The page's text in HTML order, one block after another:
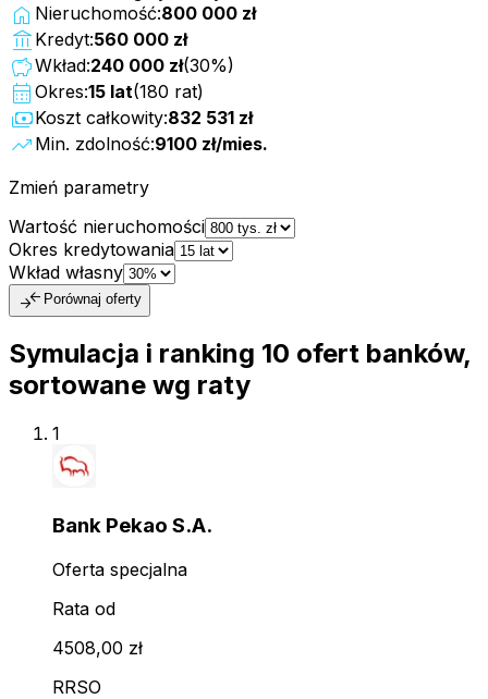
home Nieruchomość:800 000 zł
account_balance Kredyt:560 000 zł
savingsWkład:240 000 zł(30%)
calendar_month Okres:15 lat(180 rat)
paymentsKoszt całkowity:832 531 zł
trending_up Min. zdolność:9100 zł/mies.
Zmień parametry
Wartość nieruchomości
Okres kredytowania
Wkład własny
compare_arrows Porównaj oferty
Symulacja i ranking 10 ofert banków,
sortowane wg raty
1
Bank Pekao S.A.
Oferta specjalna
Rata od
4508,00 zł
RRSO